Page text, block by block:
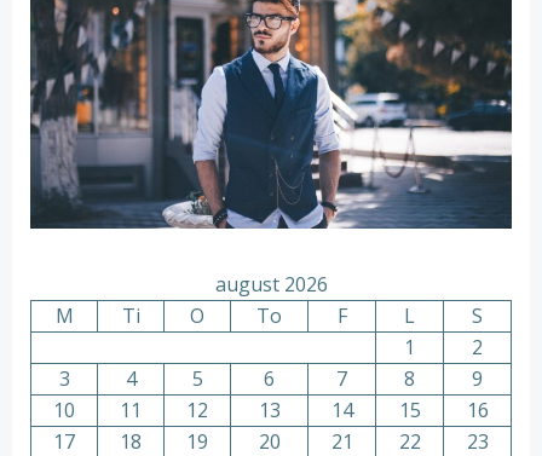
august 2026
M
Ti O To F L
S
1
2
3
4 5 6 7 8
9
10
11 12 13 14 15
16
17
18 19 20 21 22
23